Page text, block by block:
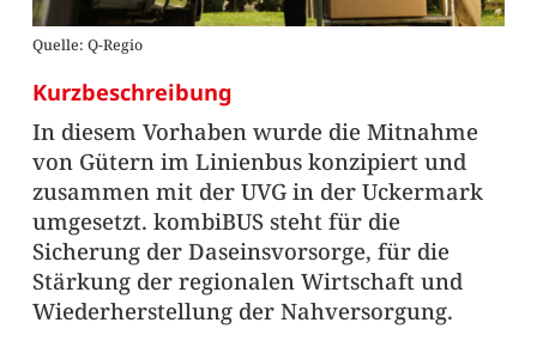
Quelle: Q-Regio
Kurzbeschreibung
In diesem Vorhaben wurde die Mitnahme
von Gütern im Linienbus konzipiert und
zusammen mit der UVG in der Uckermark
umgesetzt. kombiBUS steht für die
Sicherung der Daseinsvorsorge, für die
Stärkung der regionalen Wirtschaft und
Wiederherstellung der Nahversorgung.